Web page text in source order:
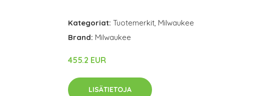
Kategoriat: Tuotemerkit, Milwaukee
Brand: Milwaukee
455.2 EUR
LISÄTIETOJA